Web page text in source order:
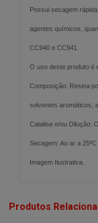
Possui secagem
agentes químicos,
CC940 e CC941.
O uso deste produto é
Composição: Resina
solventes aromáticos,
Catalise e/ou Dilução:
Secagem: Ao ar a
Imagem Ilustrativa.
Produtos